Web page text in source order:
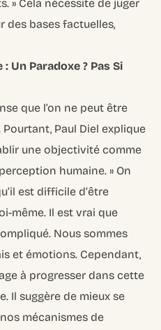
» Cela nécessite de juger
des bases factuelles,
Un Paradoxe ? Pas Si
que l’on ne peut être
Paul Diel explique
une objectivité comme
humaine. » On
est difficile d’être
même. Il est vrai que
Nous sommes
et émotions. Cependant,
à progresser dans cette
Il suggère de mieux se
mécanismes de